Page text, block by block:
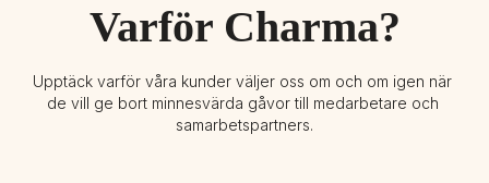
Varför Charma?
Upptäck varför våra kunder väljer oss om och om igen när
de vill ge bort minnesvärda gåvor till medarbetare och
samarbetspartners.